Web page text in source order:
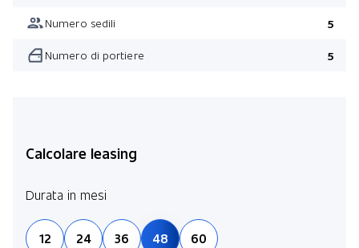
Numero sedili 5
Numero di portiere 5
Calcolare leasing
Durata in mesi
12 24 36 48
60